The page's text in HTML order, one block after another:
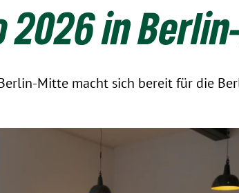
2026 in
Mitte macht sich bereit für die